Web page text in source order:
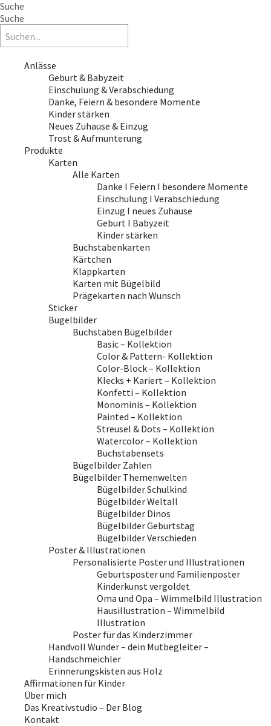
Suche
Suche
Anlässe
Geburt & Babyzeit
Einschulung & Verabschiedung
Danke, Feiern & besondere Momente
Kinder stärken
Neues Zuhause & Einzug
Trost & Aufmunterung
Produkte
Karten
Alle Karten
Danke I Feiern I besondere Momente
Einschulung I Verabschiedung
Einzug I neues Zuhause
Geburt I Babyzeit
Kinder stärken
Buchstabenkarten
Kärtchen
Klappkarten
Karten mit Bügelbild
Prägekarten nach Wunsch
Sticker
Bügelbilder
Buchstaben Bügelbilder
Basic – Kollektion
Color & Pattern- Kollektion
Color-Block – Kollektion
Klecks + Kariert – Kollektion
Konfetti – Kollektion
Monominis – Kollektion
Painted – Kollektion
Streusel & Dots – Kollektion
Watercolor – Kollektion
Buchstabensets
Bügelbilder Zahlen
Bügelbilder Themenwelten
Bügelbilder Schulkind
Bügelbilder Weltall
Bügelbilder Dinos
Bügelbilder Geburtstag
Bügelbilder Verschieden
Poster & Illustrationen
Personalisierte Poster und Illustrationen
Geburtsposter und Familienposter
Kinderkunst vergoldet
Oma und Opa – Wimmelbild Illustration
Hausillustration – Wimmelbild
Illustration
Poster für das Kinderzimmer
Handvoll Wunder – dein Mutbegleiter –
Handschmeichler
Erinnerungskisten aus Holz
Affirmationen für Kinder
Über mich
Das Kreativstudio – Der Blog
Kontakt